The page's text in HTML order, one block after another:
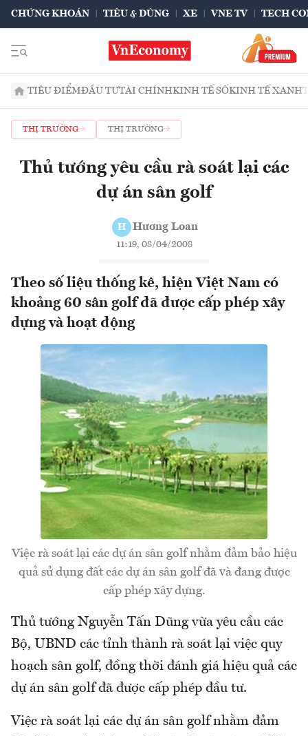
CHỨNG KHOÁN TIÊU & DÙNG XE VNE TV TECH
TIÊU ĐIỂMĐẦU TƯTÀI CHÍNHKINH TẾ SỐKINH TẾ XANH
THỊ TRƯỜNG THỊ TRƯỜNG
Thủ tướng yêu cầu rà soát lại các
dự án sân golf
H Hương Loan
11:19, 08/04/2008
Theo số liệu thống kê, hiện Việt Nam có
khoảng 60 sân golf đã được cấp phép xây
dựng và hoạt động
Việc rà soát lại các dự án sân golf nhằm đảm bảo hiệu
quả sử dụng đất các dự án sân golf đã và đang được
cấp phép xây dựng.
Thủ tướng Nguyễn Tấn Dũng vừa yêu cầu các
Bộ, UBND các tỉnh thành rà soát lại việc quy
hoạch sân golf, đồng thời đánh giá hiệu quả các
dự án sân golf đã được cấp phép đầu tư.
Việc rà soát lại các dự án sân golf nhằm đảm